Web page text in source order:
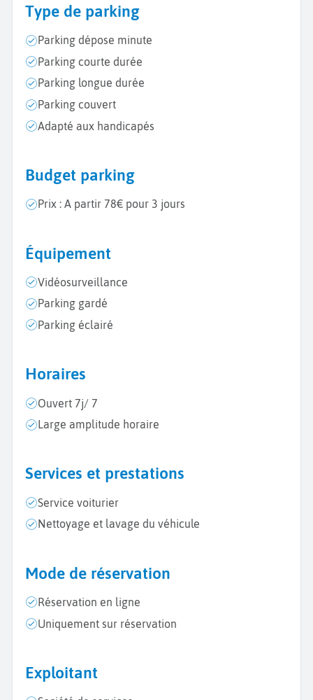
Type de parking
Parking dépose minute
Parking courte durée
Parking longue durée
Parking couvert
Adapté aux handicapés
Budget parking
Prix : A partir 78€ pour 3 jours
Équipement
Vidéosurveillance
Parking gardé
Parking éclairé
Horaires
Ouvert 7j/ 7
Large amplitude horaire
Services et prestations
Service voiturier
Nettoyage et lavage du véhicule
Mode de réservation
Réservation en ligne
Uniquement sur réservation
Exploitant